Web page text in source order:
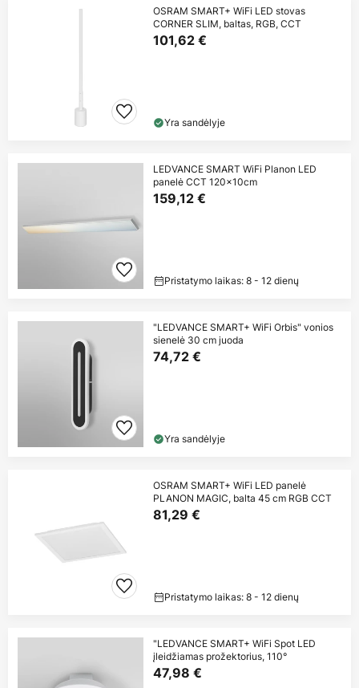
OSRAM SMART+ WiFi LED stovas
CORNER SLIM, baltas, RGB, CCT
101,62 €
Yra sandėlyje
LEDVANCE SMART WiFi Planon LED
panelė CCT 120x10cm
159,12 €
Pristatymo laikas: 8 - 12 dienų
"LEDVANCE SMART+ WiFi Orbis" vonios
sienelė 30 cm juoda
74,72 €
Yra sandėlyje
OSRAM SMART+ WiFi LED panelė
PLANON MAGIC, balta 45 cm RGB CCT
81,29 €
Pristatymo laikas: 8 - 12 dienų
"LEDVANCE SMART+ WiFi Spot LED
įleidžiamas prožektorius, 110°
47,98 €